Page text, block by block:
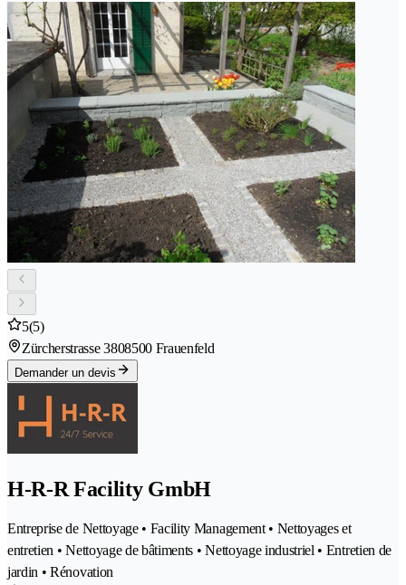
5(5)
Zürcherstrasse 3808500 Frauenfeld
Demander un devis
H-R-R Facility GmbH
Entreprise de Nettoyage • Facility Management • Nettoyages et
entretien • Nettoyage de bâtiments • Nettoyage industriel • Entretien de
jardin • Rénovation